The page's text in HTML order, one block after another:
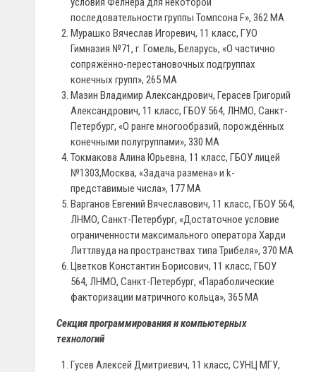
последовательности группы Томпсона F», 362 МА
Мурашко Вячеслав Игоревич, 11 класс, ГУО
Гимназия №71, г. Гомель, Беларусь, «О частично
сопряжённо-перестановочных подгруппах
конечных групп», 265 МА
Мазин Владимир Александрович, Герасев Григорий
Александрович, 11 класс, ГБОУ 564, ЛНМО, Санкт-
Петербург, «О ранге многообразий, порождённых
конечными полугруппами», 330 МА
Токмакова Алина Юрьевна, 11 класс, ГБОУ лицей
№1303,Москва, «Задача размена» и k-
представимые числа», 177 МА
Варганов Евгений Вячеславович, 11 класс, ГБОУ 564,
ЛНМО, Санкт-Петербург, «Достаточное условие
ограниченности максимального оператора Харди
Литтлвуда на пространствах типа Трибеля», 370 МА
Цветков Константин Борисович, 11 класс, ГБОУ
564, ЛНМО, Санкт-Петербург, «Параболические
факторизации матричного кольца», 365 МА
Секция программирования и компьютерных
технологий
Гусев Алексей Дмитриевич, 11 класс, СУНЦ МГУ,